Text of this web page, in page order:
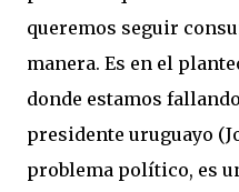
queremos seguir
manera. Es en el
donde estamos
presidente uruguayo
problema político, es